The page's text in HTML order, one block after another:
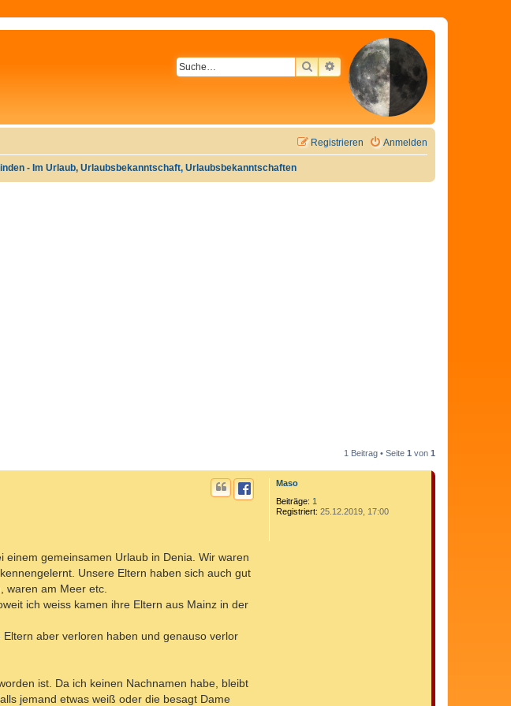
SUCHEERWEITERTE SUCHE
Anmelden
Registrieren
- Im Urlaub, Urlaubsbekanntschaft, Urlaubsbekanntschaften
1 Beitrag • Seite 1 von 1
Maso
Beiträge: 1
Registriert: 25.12.2019, 17:00
gemeinsamen Urlaub in Denia. Wir waren
Unsere Eltern haben sich auch gut
waren am Meer etc.
ich weiss kamen ihre Eltern aus Mainz in der
aber verloren haben und genauso verlor
ist. Da ich keinen Nachnamen habe, bleibt
jemand etwas weiß oder die besagt Dame